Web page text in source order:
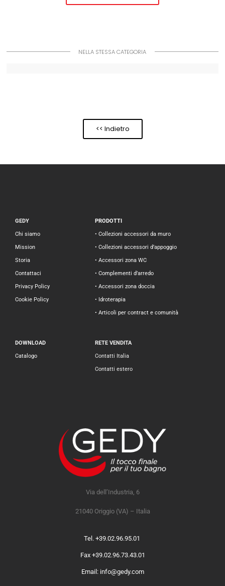
NELLA STESSA CATEGORIA
<< Indietro
GEDY
Chi siamo
Mission
Storia
Contattaci
Privacy Policy
Cookie Policy
PRODOTTI
• Collezioni accessori da muro
• Collezioni accessori d’appoggio
• Accessori zona WC
• Complementi d’arredo
• Accessori zona doccia
• Idroterapia
• Articoli per contract e comunità
DOWNLOAD
Catalogo
RETE VENDITA
Contatti Italia
Contatti estero
Via dell’Industria, 6
21040 Origgio (VA) – Italia
Tel. +39.02.96.95.01
Fax +39.02.96.73.43.01
Email: info@gedy.com